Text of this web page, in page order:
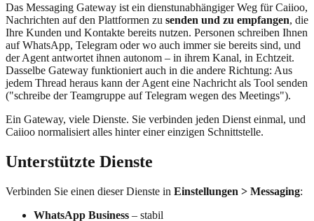
Das Messaging Gateway ist ein dienstunabhängiger Weg für Caiioo,
Nachrichten auf den Plattformen zu senden und zu empfangen, die
Ihre Kunden und Kontakte bereits nutzen. Personen schreiben Ihnen
auf WhatsApp, Telegram oder wo auch immer sie bereits sind, und
der Agent antwortet ihnen autonom – in ihrem Kanal, in Echtzeit.
Dasselbe Gateway funktioniert auch in die andere Richtung: Aus
jedem Thread heraus kann der Agent eine Nachricht als Tool senden
("schreibe der Teamgruppe auf Telegram wegen des Meetings").
Ein Gateway, viele Dienste. Sie verbinden jeden Dienst einmal, und
Caiioo normalisiert alles hinter einer einzigen Schnittstelle.
Unterstützte Dienste
Verbinden Sie einen dieser Dienste in Einstellungen > Messaging:
WhatsApp Business – stabil